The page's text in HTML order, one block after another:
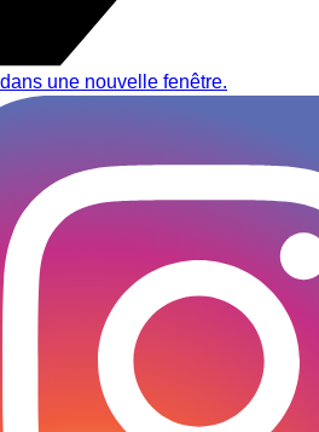
une nouvelle fenêtre.